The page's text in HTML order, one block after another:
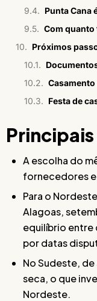
Festa de
A escolha do
fornecedores
Para o
Alagoas,
equilíbrio entre
por datas
No Sudeste,
seca, o que
Nordeste.